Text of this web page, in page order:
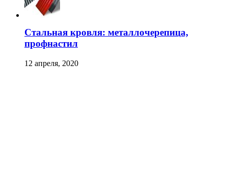
Стальная кровля: металлочерепица,
профнастил
12 апреля, 2020